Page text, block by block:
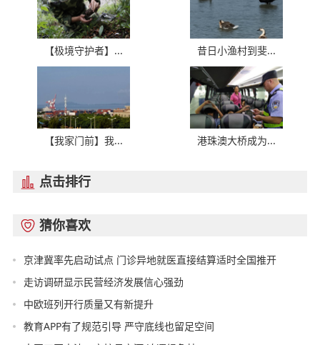
【极境守护者】... 昔日小渔村到斐...
【我家门前】我... 港珠澳大桥成为...
 点击排行
 猜你喜欢
京津冀率先启动试点 门诊异地就医直接结算适时全国推开
走访调研显示民营经济发展信心强劲
中欧班列开行质量又有新提升
教育APP有了规范引导 严守底线也留足空间